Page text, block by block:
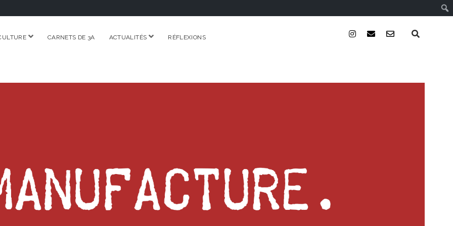
ouvrirCARNETS DE 3A ACTUALITÉS ouvrirRÉFLEXIONS instagram
emailemail-